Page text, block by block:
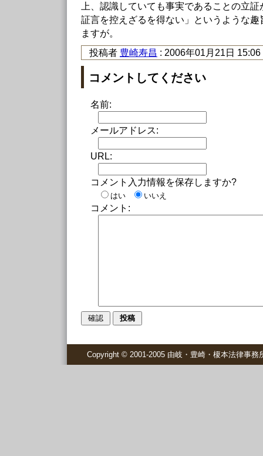
上、認識していても事実であることの立
証言を控えざるを得ない」というような
ますが。
投稿者 豊崎寿昌 : 2006年01月21日 15:06
コメントしてください
名前:
メールアドレス:
URL:
コメント入力情報を保存しますか?
はい いいえ
コメント:
Copyright © 2001-2005 由岐・豊崎・榎本法律事